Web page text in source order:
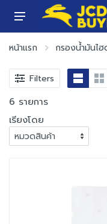
หน้าแรก กรองน้ำมันไ
Filters
6 รายการ
เรียงโดย